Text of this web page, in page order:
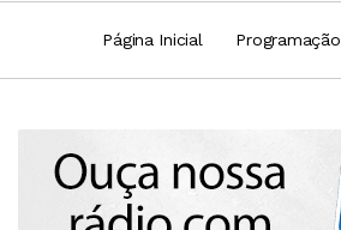
Página Inicial Programação